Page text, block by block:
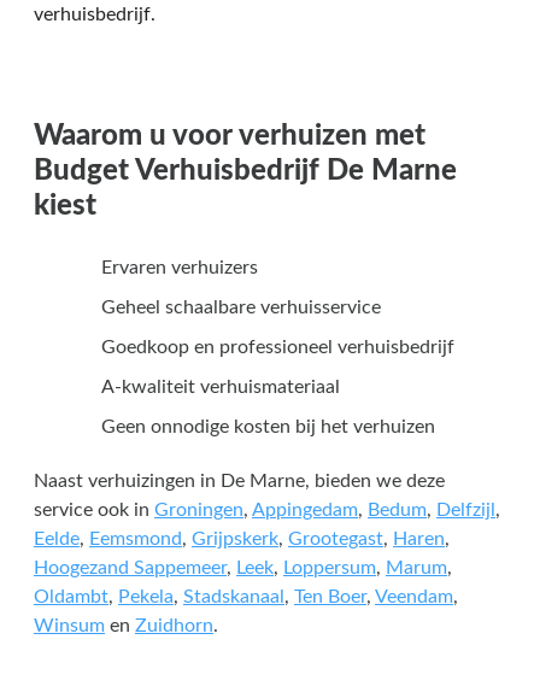
verhuisbedrijf.
Waarom u voor verhuizen met
Budget Verhuisbedrijf De Marne
kiest
Ervaren verhuizers
Geheel schaalbare verhuisservice
Goedkoop en professioneel verhuisbedrijf
A-kwaliteit verhuismateriaal
Geen onnodige kosten bij het verhuizen
Naast verhuizingen in De Marne, bieden we deze
service ook in Groningen, Appingedam, Bedum, Delfzijl ,
Eelde, Eemsmond, Grijpskerk, Grootegast, Haren,
Hoogezand Sappemeer, Leek, Loppersum, Marum,
Oldambt, Pekela, Stadskanaal , Ten Boer, Veendam,
Winsum en Zuidhorn.